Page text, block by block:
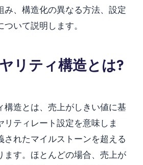
み、構造化の異なる方法、設定
いて説明します。
リティ構造とは?
構造とは、売上がしきい値に基
リティレート設定を意味しま
されたマイルストーンを超える
ます。ほとんどの場合、売上が